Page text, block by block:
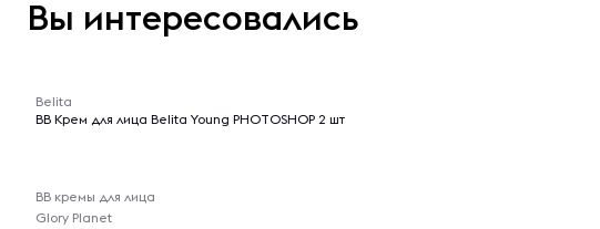
Вы интересовались
Belita
BB Крем для лица Belita Young PHOTOSHOP 2 шт
BB кремы для лица
Glory Planet